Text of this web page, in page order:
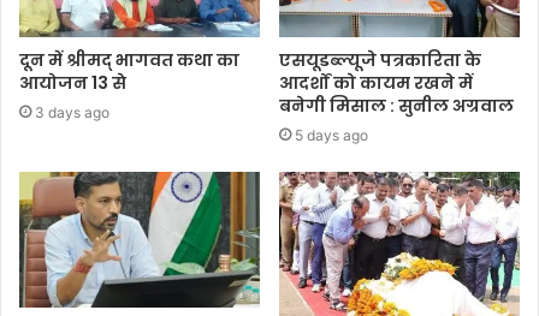
दून में श्रीमद् भागवत कथा का
आयोजन 13 से
3 days ago
एसयूडब्ल्यूजे पत्रकारिता के
आदर्शों को कायम रखने में
बनेगी मिसाल : सुनील अग्रवाल
5 days ago